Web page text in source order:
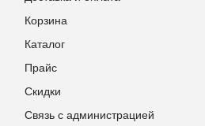
Корзина
Каталог
Прайс
Скидки
Связь с администрацией